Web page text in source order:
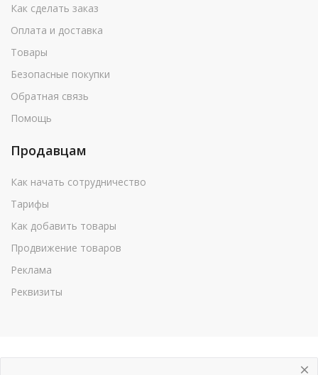
Как сделать заказ
Оплата и доставка
Товары
Безопасные покупки
Обратная связь
Помощь
Продавцам
Как начать сотрудничество
Тарифы
Как добавить товары
Продвижение товаров
Реклама
Реквизиты